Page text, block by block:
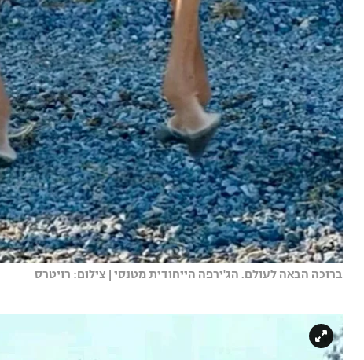
ברוכה הבאה לעולם. הג'ירפה הייחודית מטנסי | צילום: רויטרס